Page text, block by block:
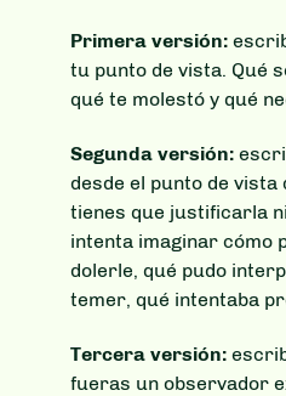
Primera versión:
tu punto de vista. Qué
qué te molestó y qué
Segunda versión:
desde el punto de vista
tienes que justificarla
intenta imaginar cómo
dolerle, qué pudo
temer, qué intentaba
Tercera versión:
fueras un observador